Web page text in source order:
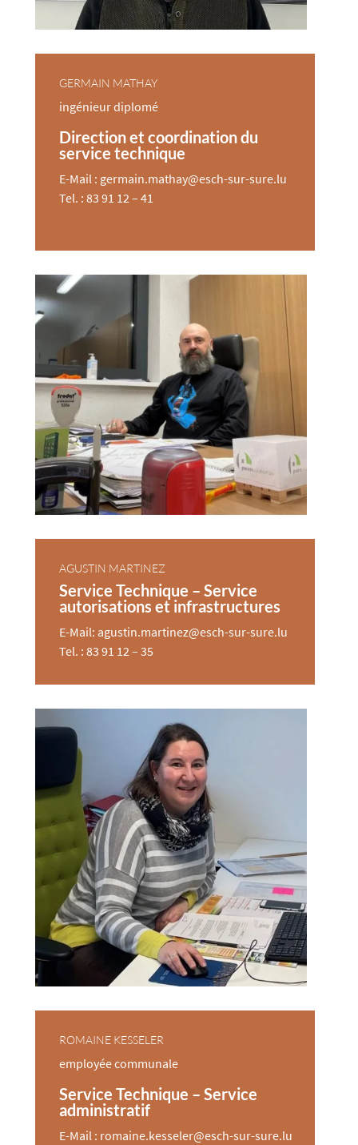
GERMAIN MATHAY
ingénieur diplomé
Direction et coordination du
service technique
E-Mail : germain.mathay@esch-sur-sure.lu
Tel. : 83 91 12 – 41
AGUSTIN MARTINEZ
Service Technique – Service
autorisations et infrastructures
E-Mail: agustin.martinez@esch-sur-sure.lu
Tel. : 83 91 12 – 35
ROMAINE KESSELER
employée comm​unale
Service Technique – Service
administratif
E-Mail : romaine.kesseler@esch-sur-sure.lu